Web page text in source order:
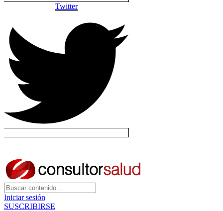
Twitter
Iniciar sesión
SUSCRIBIRSE